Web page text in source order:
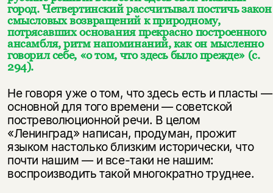
город. Четвертинский рассчитывал постичь закон
смысловых возвращений к природному,
потрясавших основания прекрасно построенного
ансамбля, ритм напоминаний, как он мысленно
говорил себе, «о том, что здесь было прежде» (с.
294).
Не говоря уже о том, что здесь есть и пласты —
основной для того времени — советской
постреволюционной речи. В целом
«Ленинград» написан, продуман, прожит
языком настолько близким исторически, что
почти нашим — и все-таки не нашим:
воспроизводить такой многократно труднее.